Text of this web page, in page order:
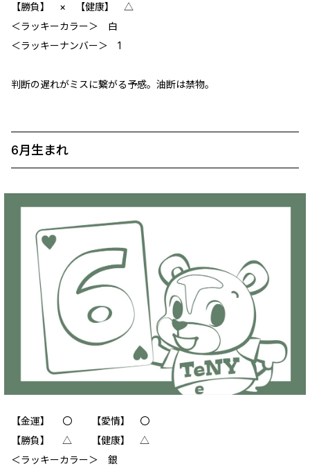
【勝負】 × 【健康】 △
＜ラッキーカラー＞ 白
＜ラッキーナンバー＞ 1
判断の遅れがミスに繋がる予感。油断は禁物。
6月生まれ
【金運】 〇 【愛情】 〇
【勝負】 △ 【健康】 △
＜ラッキーカラー＞ 銀